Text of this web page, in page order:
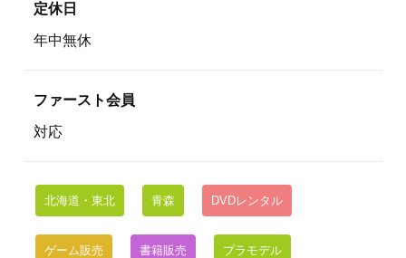
定休日
年中無休
ファースト会員
対応
北海道・東北 青森 DVDレンタル
ゲーム販売 書籍販売 プラモデル